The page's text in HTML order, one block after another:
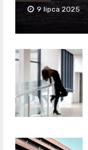
9 lipca 2025